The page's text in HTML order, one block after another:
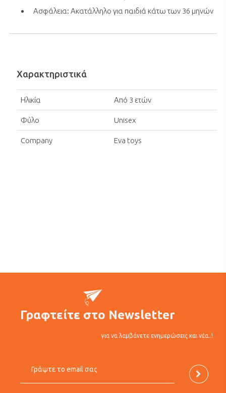
Ασφάλεια: Ακατάλληλο για παιδιά κάτω των 36 μηνών
Χαρακτηριστικά
Ηλικία Από 3 ετών
Φύλο Unisex
Company Eva toys
Γραφτείτε στο Newsletter
για να λαμβάνετε ενημερώσεις και νέα..!